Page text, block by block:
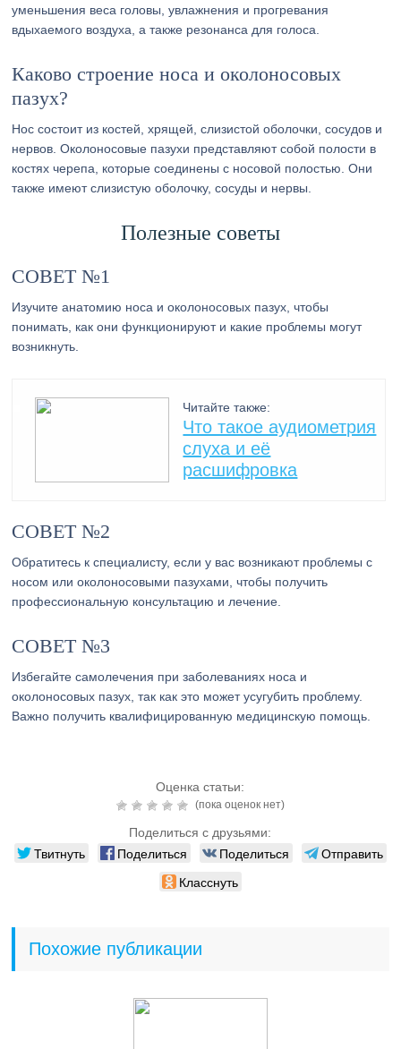
уменьшения веса головы, увлажнения и прогревания
вдыхаемого воздуха, а также резонанса для голоса.
Каково строение носа и околоносовых
пазух?
Нос состоит из костей, хрящей, слизистой оболочки, сосудов и
нервов. Околоносовые пазухи представляют собой полости в
костях черепа, которые соединены с носовой полостью. Они
также имеют слизистую оболочку, сосуды и нервы.
Полезные советы
СОВЕТ №1
Изучите анатомию носа и околоносовых пазух, чтобы
понимать, как они функционируют и какие проблемы могут
возникнуть.
Читайте также:
Что такое аудиометрия
слуха и её
расшифровка
СОВЕТ №2
Обратитесь к специалисту, если у вас возникают проблемы с
носом или околоносовыми пазухами, чтобы получить
профессиональную консультацию и лечение.
СОВЕТ №3
Избегайте самолечения при заболеваниях носа и
околоносовых пазух, так как это может усугубить проблему.
Важно получить квалифицированную медицинскую помощь.
Оценка статьи:
(пока оценок нет)
Поделиться с друзьями:
Твитнуть Поделиться Поделиться
Отправить
Класснуть
Похожие публикации